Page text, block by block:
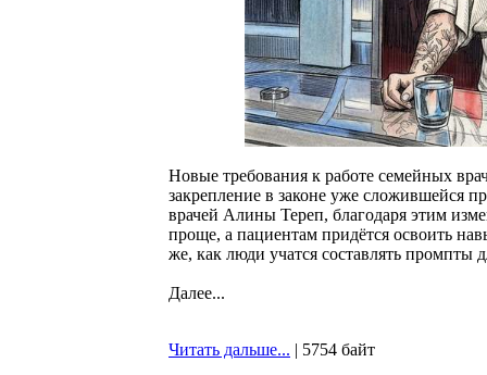
Новые требования к работе семейных
закрепление в законе уже сложившейся
врачей Алины Тереп, благодаря этим
проще, а пациентам придётся освоить
же, как люди учатся составлять промпты
Далее...
Читать дальше... | 5754 байт